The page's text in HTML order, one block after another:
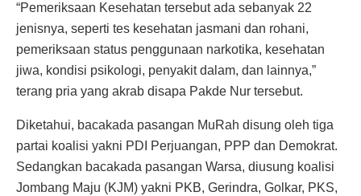
“Pemeriksaan Kesehatan tersebut ada sebanyak 22
jenisnya, seperti tes kesehatan jasmani dan rohani,
pemeriksaan status penggunaan narkotika, kesehatan
jiwa, kondisi psikologi, penyakit dalam, dan lainnya,”
terang pria yang akrab disapa Pakde Nur tersebut.
Diketahui, bacakada pasangan MuRah disung oleh tiga
partai koalisi yakni PDI Perjuangan, PPP dan Demokrat.
Sedangkan bacakada pasangan Warsa, diusung koalisi
Jombang Maju (KJM) yakni PKB, Gerindra, Golkar, PKS,